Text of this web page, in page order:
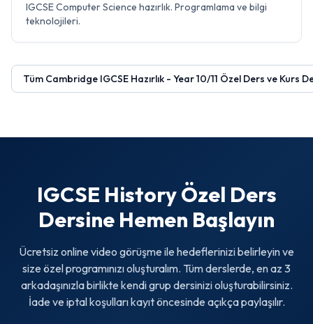
IGCSE Computer Science hazırlık. Programlama ve bilgi
teknolojileri.
Tüm Cambridge IGCSE Hazırlık - Year 10/11 Özel Ders ve Kurs
IGCSE History Özel Ders
Dersine Hemen Başlayın
Ücretsiz online video görüşme ile hedeflerinizi belirleyin ve
size özel programınızı oluşturalım. Tüm derslerde, en az 3
arkadaşınızla birlikte kendi grup dersinizi oluşturabilirsiniz.
İade ve iptal koşulları kayıt öncesinde açıkça paylaşılır.